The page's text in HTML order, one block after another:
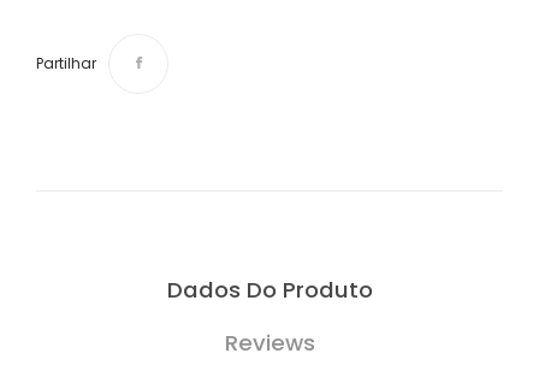
Partilhar
Dados Do Produto
Reviews